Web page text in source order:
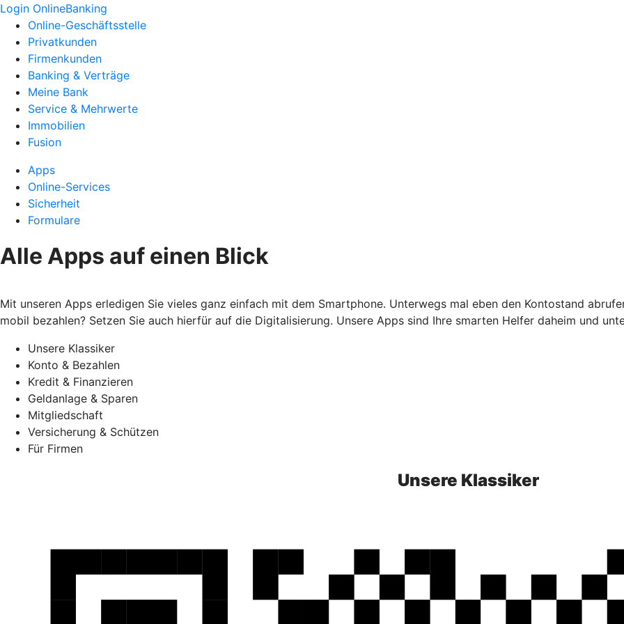
Login OnlineBanking
Online-Geschäftsstelle
Privatkunden
Firmenkunden
Banking & Verträge
Meine Bank
Service & Mehrwerte
Immobilien
Fusion
Apps
Online-Services
Sicherheit
Formulare
Alle Apps auf einen Blick
Mit unseren Apps erledigen Sie vieles ganz einfach mit dem Smartphone. Unterwegs mal eben den Kontostand
mobil bezahlen? Setzen Sie auch hierfür auf die Digitalisierung. Unsere Apps sind Ihre smarten Helfer daheim und
Unsere Klassiker
Konto & Bezahlen
Kredit & Finanzieren
Geldanlage & Sparen
Mitgliedschaft
Versicherung & Schützen
Für Firmen
Unsere Klassiker